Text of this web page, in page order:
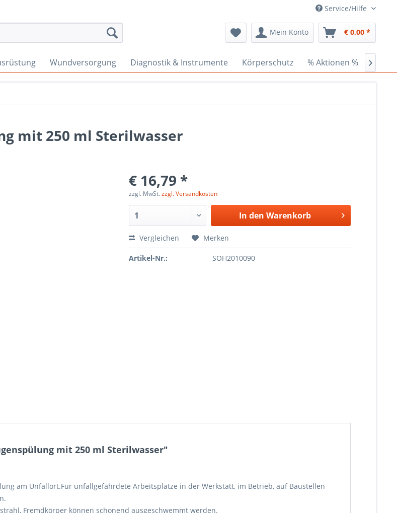
Service/Hilfe
Mein Konto € 0,00 *
Wundversorgung Diagnostik & Instrumente Körperschutz % Aktionen % 
mit 250 ml Sterilwasser
€ 16,79 *
zzgl. MwSt.zzgl. Versandkosten
In den Warenkorb
Vergleichen Merken
Artikel-Nr.: SOH2010090
mit 250 ml Sterilwasser"
am Unfallort.Für unfallgefährdete Arbeitsplätze in der Werkstatt, im Betrieb, auf Baustellen
Fremdkörper können schonend ausgeschwemmt werden.